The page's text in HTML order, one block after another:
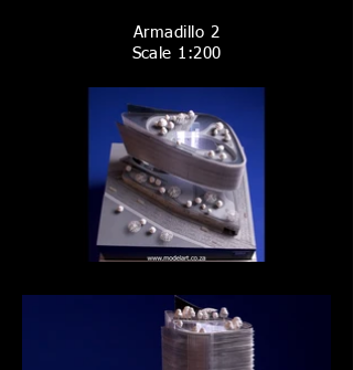
Armadillo 2
Scale 1:200